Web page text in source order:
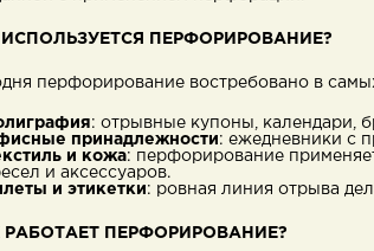
ИСПОЛЬЗУЕТСЯ ПЕРФОРИРОВАНИЕ?
перфорирование востребовано в
: отрывные купоны, календари,
принадлежности: ежедневники с
и кожа: перфорирование
и аксессуаров.
и этикетки: ровная линия отрыва
РАБОТАЕТ ПЕРФОРИРОВАНИЕ?